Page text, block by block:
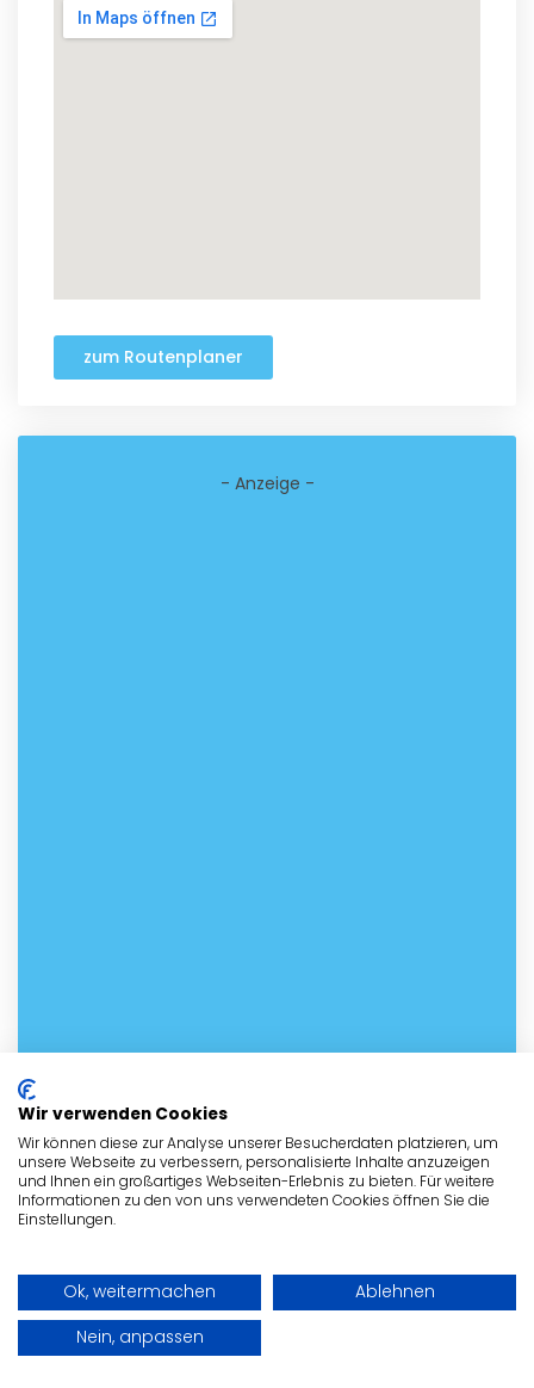
zum Routenplaner
- Anzeige -
Kontakt mit dem Tierheim in
Malchow aufnehmen
Nehme noch heute Kontakt mit dem
dazu das nachstehende Formular
vollständig aus! Der Inhaber wird sich
Wir verwenden Cookies
Wir können diese zur Analyse unserer Besucherdaten platzieren, um
unsere Webseite zu verbessern, personalisierte Inhalte anzuzeigen
und Ihnen ein großartiges Webseiten-Erlebnis zu bieten. Für weitere
Informationen zu den von uns verwendeten Cookies öffnen Sie die
Einstellungen.
Ok, weitermachen
Ablehnen
Nein, anpassen